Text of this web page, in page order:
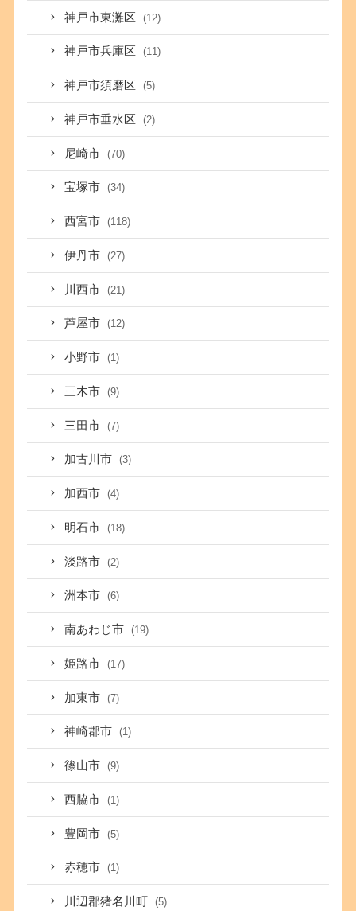
神戸市東灘区 (12)
神戸市兵庫区 (11)
神戸市須磨区 (5)
神戸市垂水区 (2)
尼崎市 (70)
宝塚市 (34)
西宮市 (118)
伊丹市 (27)
川西市 (21)
芦屋市 (12)
小野市 (1)
三木市 (9)
三田市 (7)
加古川市 (3)
加西市 (4)
明石市 (18)
淡路市 (2)
洲本市 (6)
南あわじ市 (19)
姫路市 (17)
加東市 (7)
神崎郡市 (1)
篠山市 (9)
西脇市 (1)
豊岡市 (5)
赤穂市 (1)
川辺郡猪名川町 (5)